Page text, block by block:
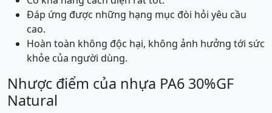
Đáp ứng được những hạng mục đòi hỏi yêu cầu
cao.
Hoàn toàn không độc hại, không ảnh hưởng tới sức
khỏe của người dùng.
Nhược điểm của nhựa PA6 30%GF
Natural